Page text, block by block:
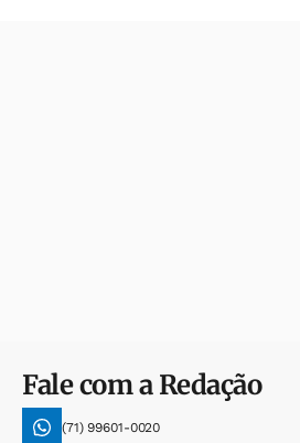
Fale com a Redação
(71) 99601-0020